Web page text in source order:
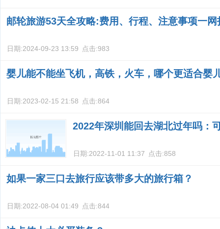
邮轮旅游53天全攻略:费用、行程、注意事项一网
日期:2024-09-23 13:59 点击:983
婴儿能不能坐飞机，高铁，火车，哪个更适合婴
日期:2023-02-15 21:58 点击:864
2022年深圳能回去湖北过年吗：
日期:2022-11-01 11:37 点击:858
如果一家三口去旅行应该带多大的旅行箱？
日期:2022-08-04 01:49 点击:844